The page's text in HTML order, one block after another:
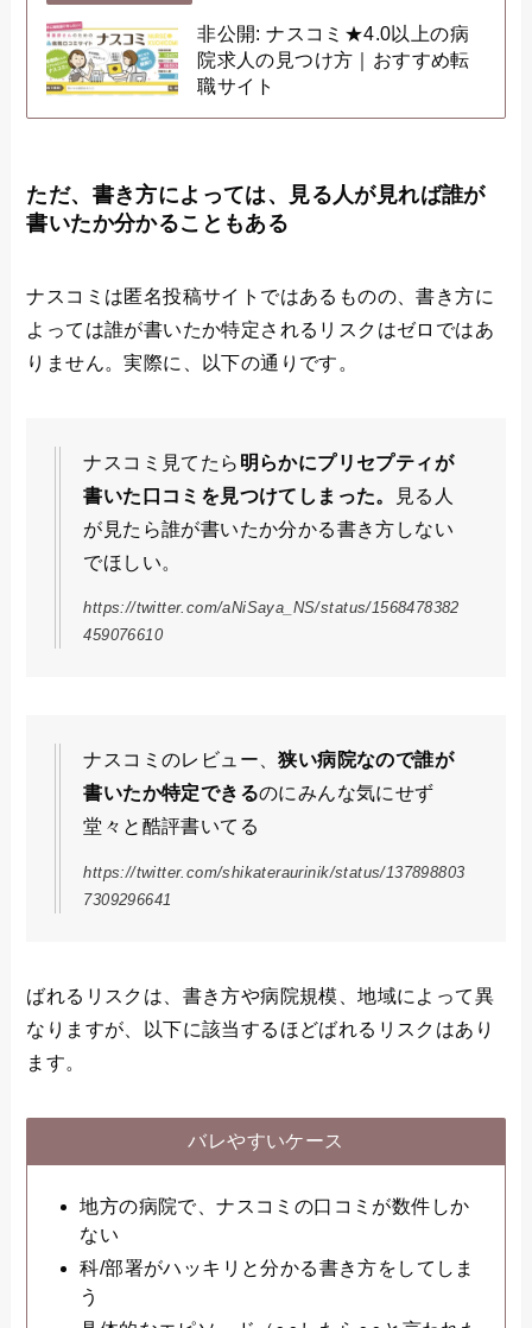
非公開: ナスコミ★4.0以上の病
院求人の見つけ方｜おすすめ転
職サイト
ただ、書き方によっては、見る人が見れば誰が
書いたか分かることもある
ナスコミは匿名投稿サイトではあるものの、書き方に
よっては誰が書いたか特定されるリスクはゼロではあ
りません。実際に、以下の通りです。
ナスコミ見てたら 明らかにプリセプティが
書いた口コミを見つけてしまった。
見る人
が見たら誰が書いたか分かる書き方しない
でほしい。
https://twitter.com/aNiSaya_NS/status/1568478382
459076610
ナスコミのレビュー、狭い病院なので誰が
書いたか特定できるのにみんな気にせず
堂々と酷評書いてる
https://twitter.com/shikateraurinik/status/137898803
7309296641
ばれるリスクは、書き方や病院規模、地域によって異
なりますが、以下に該当するほどばれるリスクはあり
ます。
バレやすいケース
地方の病院で、ナスコミの口コミが数件しか
ない
科/部署がハッキリと分かる書き方をしてしま
う